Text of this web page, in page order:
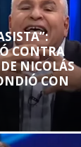
CONTRA
NICOLÁS
CON